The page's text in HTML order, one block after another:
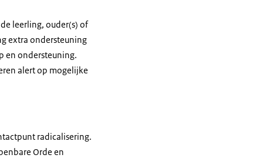
leerling, ouder(s) of
extra ondersteuning
en ondersteuning.
alert op mogelijke
radicalisering.
Orde en